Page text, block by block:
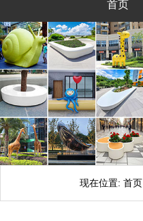
首页
现在位置: 首页